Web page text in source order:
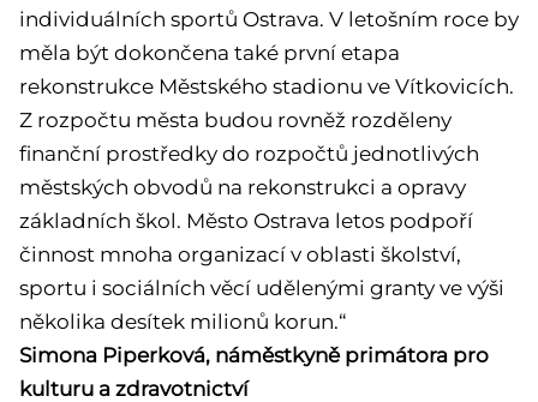
individuálních sportů Ostrava. V letošním roce by
měla být dokončena také první etapa
rekonstrukce Městského stadionu ve Vítkovicích.
Z rozpočtu města budou rovněž rozděleny
finanční prostředky do rozpočtů jednotlivých
městských obvodů na rekonstrukci a opravy
základních škol. Město Ostrava letos podpoří
činnost mnoha organizací v oblasti školství,
sportu i sociálních věcí udělenými granty ve výši
několika desítek milionů korun.“
Simona Piperková, náměstkyně primátora pro
kulturu a zdravotnictví